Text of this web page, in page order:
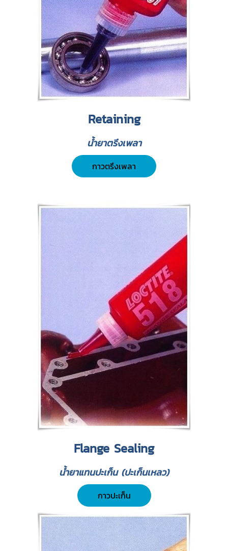
Retaining
น้ำยาตรึงเพลา
กาวตรึงเพลา
Flange Sealing
น้ำยาแทนปะเก็น (ปะเก็นเหลว)
กาวปะเก็น